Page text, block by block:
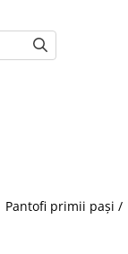
Pantofi primii pași /